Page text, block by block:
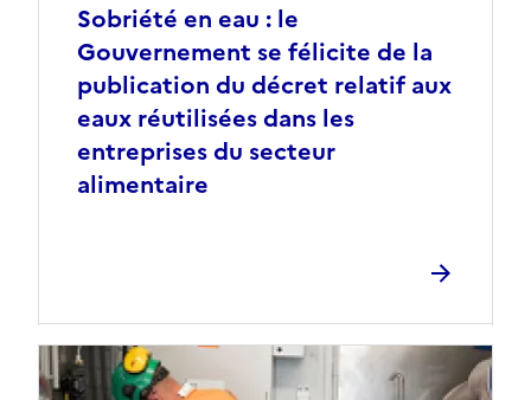
Sobriété en eau : le
Gouvernement se félicite de la
publication du décret relatif aux
eaux réutilisées dans les
entreprises du secteur
alimentaire